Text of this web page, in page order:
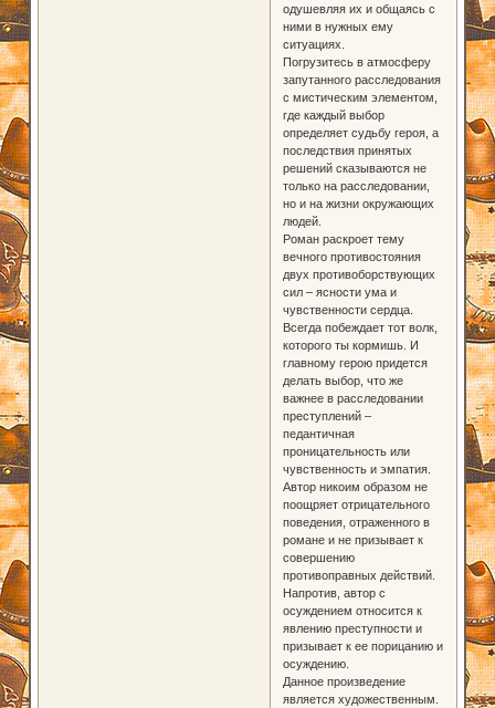
одушевляя их и общаясь с
ними в нужных ему
ситуациях.
Погрузитесь в атмосферу
запутанного расследования
с мистическим элементом,
где каждый выбор
определяет судьбу героя, а
последствия принятых
решений сказываются не
только на расследовании,
но и на жизни окружающих
людей.
Роман раскроет тему
вечного противостояния
двух противоборствующих
сил – ясности ума и
чувственности сердца.
Всегда побеждает тот волк,
которого ты кормишь. И
главному герою придется
делать выбор, что же
важнее в расследовании
преступлений –
педантичная
проницательность или
чувственность и эмпатия.
Автор никоим образом не
поощряет отрицательного
поведения, отраженного в
романе и не призывает к
совершению
противоправных действий.
Напротив, автор с
осуждением относится к
явлению преступности и
призывает к ее порицанию и
осуждению.
Данное произведение
является художественным.